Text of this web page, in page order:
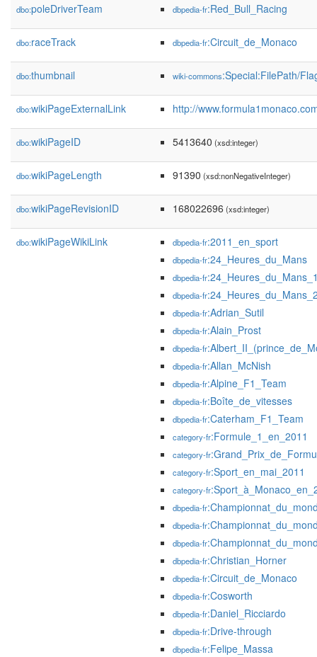
dbo:poleDriverTeam dbpedia-fr:Red_Bull_Racing
dbo:raceTrack dbpedia-fr:Circuit_de_Monaco
dbo:thumbnail wiki-commons:Special:FilePath/
dbo:wikiPageExternalLink http://
dbo:wikiPageID 5413640 (xsd:integer)
dbo:wikiPageLength 91390 (xsd:nonNegativeInteger)
dbo:wikiPageRevisionID 168022696 (xsd:integer)
dbo:wikiPageWikiLink dbpedia-fr:2011_en_sport
dbpedia-fr:24_Heures_du_Mans
dbpedia-fr
dbpedia-fr
dbpedia-fr:Adrian_Sutil
dbpedia-fr:Alain_Prost
dbpedia-fr
dbpedia-fr:Allan_McNish
dbpedia-fr:Alpine_F1_Team
dbpedia-fr:Boîte_de_vitesses
dbpedia-fr:Caterham_F1_Team
category-fr:Formule_1_en_2011
category-fr
category-fr:Sport_en_mai_2011
category-fr
dbpedia-fr
dbpedia-fr
dbpedia-fr
dbpedia-fr:Christian_Horner
dbpedia-fr:Circuit_de_Monaco
dbpedia-fr:Cosworth
dbpedia-fr:Daniel_Ricciardo
dbpedia-fr:Drive-through
dbpedia-fr:Felipe_Massa